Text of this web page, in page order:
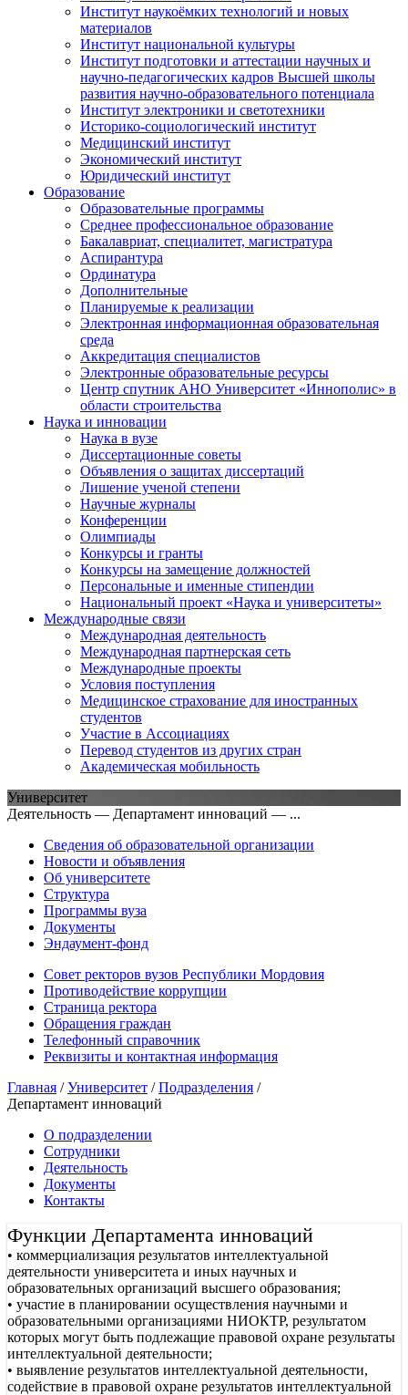
Институт наукоёмких технологий и новых
материалов
Институт национальной культуры
Институт подготовки и аттестации научных и
научно-педагогических кадров Высшей школы
развития научно-образовательного потенциала
Институт электроники и светотехники
Историко-социологический институт
Медицинский институт
Экономический институт
Юридический институт
Образование
Образовательные программы
Среднее профессиональное образование
Бакалавриат, специалитет, магистратура
Аспирантура
Ординатура
Дополнительные
Планируемые к реализации
Электронная информационная образовательная
среда
Аккредитация специалистов
Электронные образовательные ресурсы
Центр спутник АНО Университет «Иннополис» в
области строительства
Наука и инновации
Наука в вузе
Диссертационные советы
Объявления о защитах диссертаций
Лишение ученой степени
Научные журналы
Конференции
Олимпиады
Конкурсы и гранты
Конкурсы на замещение должностей
Персональные и именные стипендии
Национальный проект «Наука и университеты»
Международные связи
Международная деятельность
Международная партнерская сеть
Международные проекты
Условия поступления
Медицинское страхование для иностранных
студентов
Участие в Ассоциациях
Перевод студентов из других стран
Академическая мобильность
Университет
Деятельность — Департамент инноваций — ...
Сведения об образовательной организации
Новости и объявления
Об университете
Структура
Программы вуза
Документы
Эндаумент-фонд
Совет ректоров вузов Республики Мордовия
Противодействие коррупции
Страница ректора
Обращения граждан
Телефонный справочник
Реквизиты и контактная информация
Главная /Университет /Подразделения /
Департамент инноваций
О подразделении
Сотрудники
Деятельность
Документы
Контакты
Функции Департамента инноваций
• коммерциализация результатов интеллектуальной
деятельности университета и иных научных и
образовательных организаций высшего образования;
• участие в планировании осуществления научными и
образовательными организациями НИОКТР, результатом
которых могут быть подлежащие правовой охране результаты
интеллектуальной деятельности;
• выявление результатов интеллектуальной деятельности,
содействие в правовой охране результатов интеллектуальной